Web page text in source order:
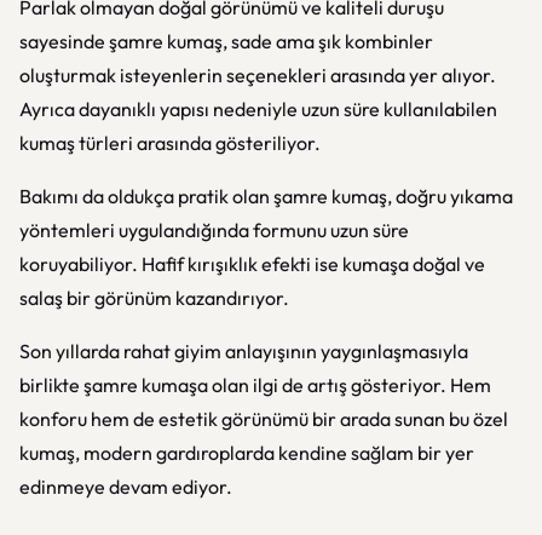
Parlak olmayan doğal görünümü ve kaliteli duruşu
sayesinde şamre kumaş, sade ama şık kombinler
oluşturmak isteyenlerin seçenekleri arasında yer alıyor.
Ayrıca dayanıklı yapısı nedeniyle uzun süre kullanılabilen
kumaş türleri arasında gösteriliyor.
Bakımı da oldukça pratik olan şamre kumaş, doğru yıkama
yöntemleri uygulandığında formunu uzun süre
koruyabiliyor. Hafif kırışıklık efekti ise kumaşa doğal ve
salaş bir görünüm kazandırıyor.
Son yıllarda rahat giyim anlayışının yaygınlaşmasıyla
birlikte şamre kumaşa olan ilgi de artış gösteriyor. Hem
konforu hem de estetik görünümü bir arada sunan bu özel
kumaş, modern gardıroplarda kendine sağlam bir yer
edinmeye devam ediyor.